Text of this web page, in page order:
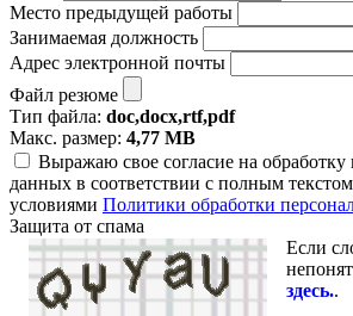
Место предыдущей работы
Занимаемая должность
Адрес электронной почты
Файл резюме
Тип файла: doc,docx,rtf,pdf
Макс. размер: 4,77 MB
Выражаю свое согласие на обработку
данных в соответствии с полным
условиями Политики обработки
Защита от спама
Если
здесь..